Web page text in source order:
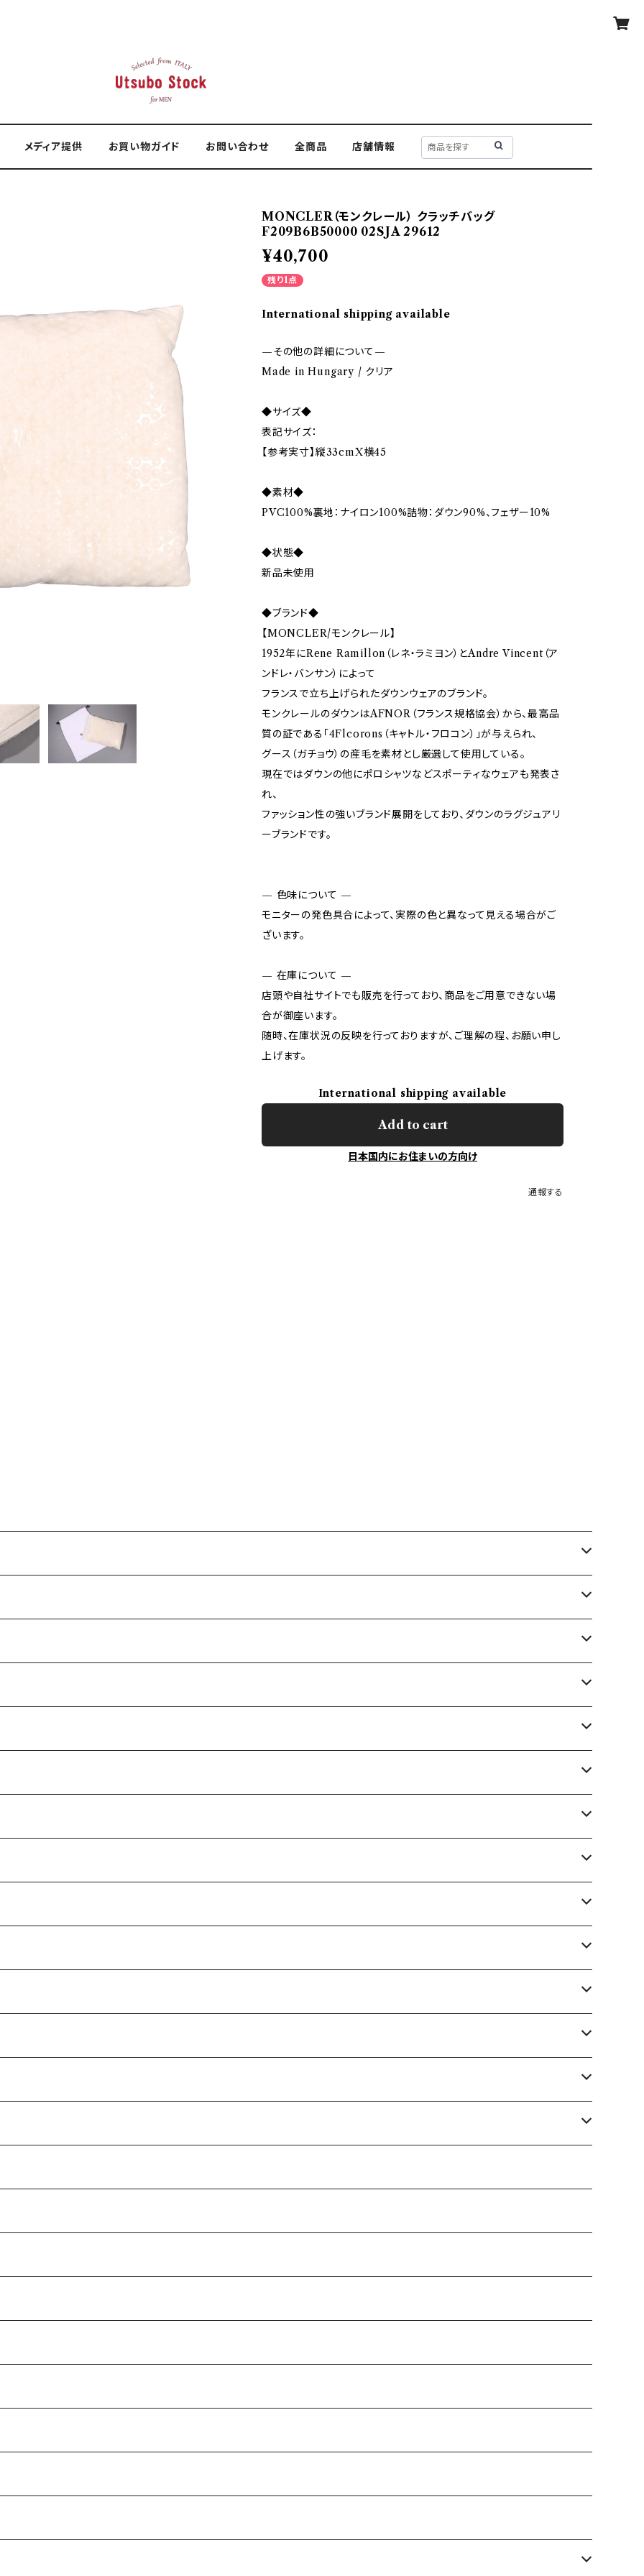
メディア提供 お買い物ガイド お問い合わせ 全商品 店舗情報
MONCLER（モンクレール） クラッチバッグ
F209B6B50000 02SJA 29612
¥40,700
残り1点
International shipping available
—その他の詳細について—
Made in Hungary / クリア
◆サイズ◆
表記サイズ：
【参考実寸】縦33cmX横45
◆素材◆
PVC100%裏地：ナイロン100%詰物：ダウン90%、フェザー10%
◆状態◆
新品未使用
◆ブランド◆
【MONCLER/モンクレール】
1952年にRene Ramillon（レネ・ラミヨン）とAndre Vincent（ア
ンドレ・バンサン）によって
フランスで立ち上げられたダウンウェアのブランド。
モンクレールのダウンはAFNOR（フランス規格協会）から、最高品
質の証である「4Flcorons（キャトル・フロコン）」が与えられ、
グース（ガチョウ）の産毛を素材とし厳選して使用している。
現在ではダウンの他にポロシャツなどスポーティなウェアも発表さ
れ、
ファッション性の強いブランド展開をしており、ダウンのラグジュアリ
ーブランドです。
— 色味について —
モニターの発色具合によって、実際の色と異なって見える場合がご
ざいます。
— 在庫について —
店頭や自社サイトでも販売を行っており、商品をご用意できない場
合が御座います。
随時、在庫状況の反映を行っておりますが、ご理解の程、お願い申し
上げます。
International shipping available
Add to cart
日本国内にお住まいの方向け
通報する